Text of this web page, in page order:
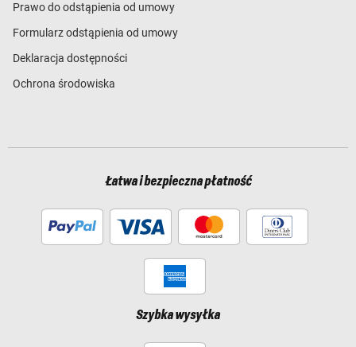
Prawo do odstąpienia od umowy
Formularz odstąpienia od umowy
Deklaracja dostępności
Ochrona środowiska
Łatwa i bezpieczna płatność
Szybka wysyłka